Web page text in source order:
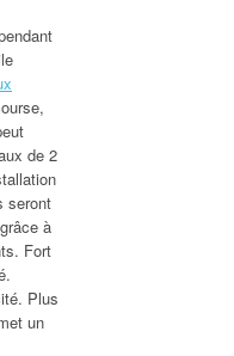
de 2
seront
à
Fort
Plus
un